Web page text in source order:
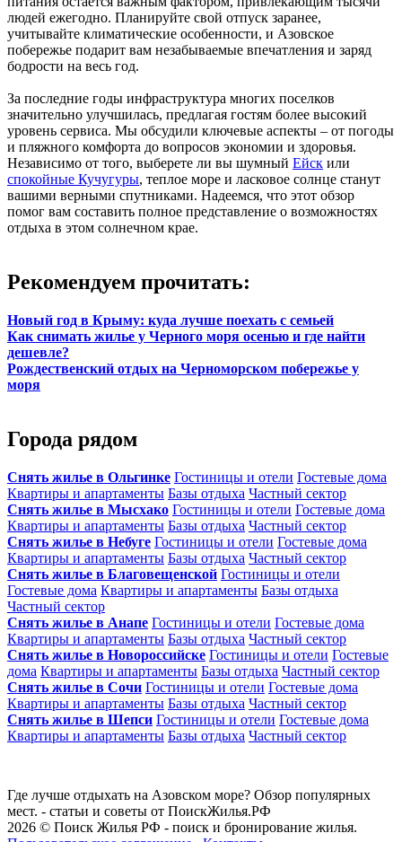
людей ежегодно. Планируйте свой отпуск заранее,
учитывайте климатические особенности, и Азовское
побережье подарит вам незабываемые впечатления и заряд
бодрости на весь год.
За последние годы инфраструктура многих поселков
значительно улучшилась, предлагая гостям более высокий
уровень сервиса. Мы обсудили ключевые аспекты – от погоды
и пляжного комфорта до вопросов экономии и здоровья.
Независимо от того, выберете ли вы шумный Ейск или
спокойные Кучугуры, теплое море и ласковое солнце станут
вашими верными спутниками. Надеемся, что этот обзор
помог вам составить полное представление о возможностях
отдыха в этом солнечном крае.
Рекомендуем прочитать:
Новый год в Крыму: куда лучше поехать с семьей
Как снимать жилье у Черного моря осенью и где найти
дешевле?
Рождественский отдых на Черноморском побережье у
моря
Города рядом
Снять жилье в Ольгинке Гостиницы и отели Гостевые дома
Квартиры и апартаменты Базы отдыха Частный сектор
Снять жилье в Мысхако Гостиницы и отели Гостевые дома
Квартиры и апартаменты Базы отдыха Частный сектор
Снять жилье в Небуге Гостиницы и отели Гостевые дома
Квартиры и апартаменты Базы отдыха Частный сектор
Снять жилье в Благовещенской Гостиницы и отели
Гостевые дома Квартиры и апартаменты Базы отдыха
Частный сектор
Снять жилье в Анапе Гостиницы и отели Гостевые дома
Квартиры и апартаменты Базы отдыха Частный сектор
Снять жилье в Новороссийске Гостиницы и отели Гостевые
дома Квартиры и апартаменты Базы отдыха Частный сектор
Снять жилье в Сочи Гостиницы и отели Гостевые дома
Квартиры и апартаменты Базы отдыха Частный сектор
Снять жилье в Шепси Гостиницы и отели Гостевые дома
Квартиры и апартаменты Базы отдыха Частный сектор
Где лучше отдыхать на Азовском море? Обзор популярных
мест. - статьи и советы от ПоискЖилья.РФ
2026 © Поиск Жилья РФ - поиск и бронирование жилья.